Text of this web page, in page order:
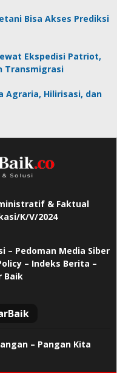
Bisa Akses Prediksi
Ekspedisi Patriot,
Transmigrasi
Agraria, Hilirisasi, dan
& Faktual
K/V/2024
– Pedoman Media Siber
– Indeks Berita –
Baik
– Pangan Kita